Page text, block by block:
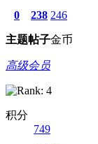
0
主题
238
帖子
246
金币
高级会员
积分
749